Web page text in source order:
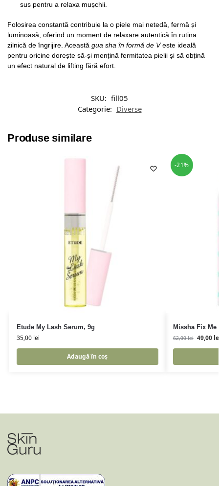
sus pentru a relaxa mușchii.
Folosirea constantă contribuie la o piele mai netedă, fermă și
luminoasă, oferind un moment de relaxare autentică în rutina
zilnică de îngrijire. Această gua sha în formă de Veste ideală
pentru oricine dorește să-și mențină fermitatea pielii și să obțină
un efect natural de lifting fără efort.
SKU: fill05
Categorie: Diverse
Produse similare
Etude My Lash Serum, 9g
35,00 lei
Adaugă în coș
-21%
Missha Fix Me
62,00lei 49,00